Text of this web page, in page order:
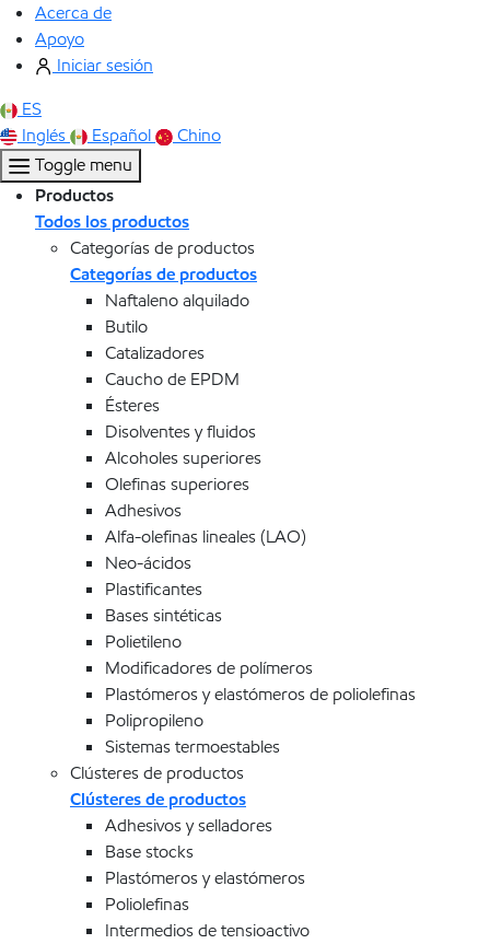
Acerca de
Apoyo
Iniciar sesión
ES
Inglés
Español
Chino
Toggle menu
Productos
Todos los productos
Categorías de productos
Categorías de productos
Naftaleno alquilado
Butilo
Catalizadores
Caucho de EPDM
Ésteres
Disolventes y fluidos
Alcoholes superiores
Olefinas superiores
Adhesivos
Alfa-olefinas lineales (LAO)
Neo-ácidos
Plastificantes
Bases sintéticas
Polietileno
Modificadores de polímeros
Plastómeros y elastómeros de poliolefinas
Polipropileno
Sistemas termoestables
Clústeres de productos
Clústeres de productos
Adhesivos y selladores
Base stocks
Plastómeros y elastómeros
Poliolefinas
Intermedios de tensioactivo